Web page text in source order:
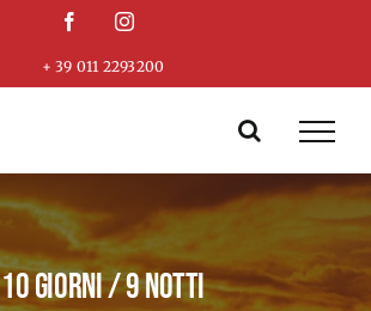
FacebookInstagram
+ 39 011 2293200
10 GIORNI / 9 NOTTI